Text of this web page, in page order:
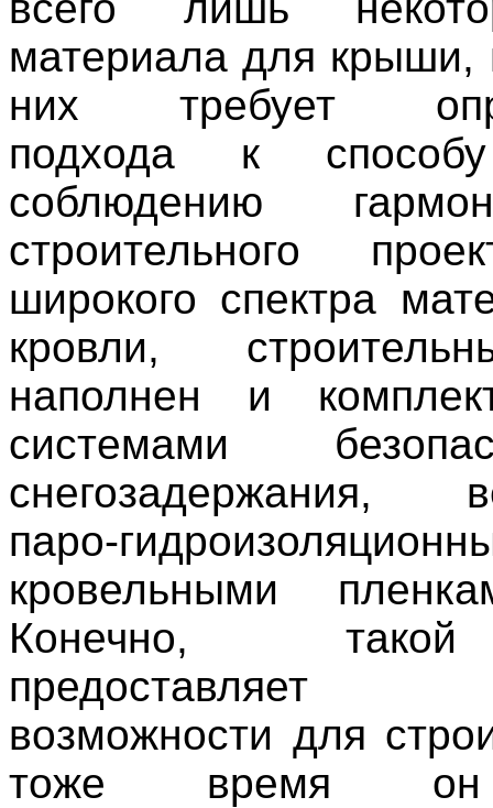
материала для крыши,
них требует
подхода к
соблюдению
строительного
широкого спектра
кровли,
наполнен и
системами
снегозадержания,
паро-
кровельными
Конечно,
предоставляет
возможности для
тоже время он